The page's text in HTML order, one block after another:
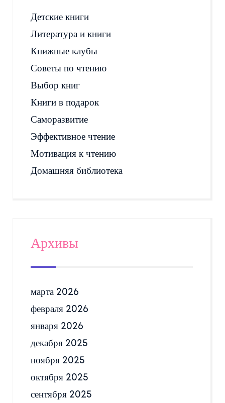
Детские книги
Литература и книги
Книжные клубы
Советы по чтению
Выбор книг
Книги в подарок
Саморазвитие
Эффективное чтение
Мотивация к чтению
Домашняя библиотека
Архивы
марта 2026
февраля 2026
января 2026
декабря 2025
ноября 2025
октября 2025
сентября 2025